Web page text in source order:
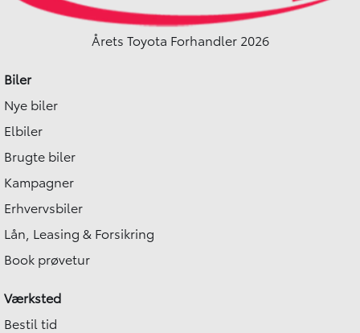
Årets Toyota Forhandler 2026
Biler
Nye biler
Elbiler
Brugte biler
Kampagner
Erhvervsbiler
Lån, Leasing & Forsikring
Book prøvetur
Værksted
Bestil tid